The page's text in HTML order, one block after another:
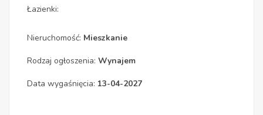
Łazienki:
Nieruchomość: Mieszkanie
Rodzaj ogłoszenia: Wynajem
Data wygaśnięcia: 13-04-2027